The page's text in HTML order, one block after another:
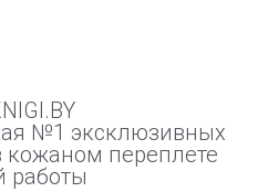
№1 эксклюзивных
кожаном переплете
работы